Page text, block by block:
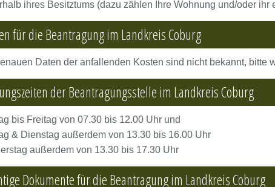
ihres Besitztums (dazu zählen Ihre Wohnung und/oder ihr
für die Beantragung im Landkreis Coburg
Daten der anfallenden Kosten sind nicht bekannt, bitte
der Beantragungsstelle im Landkreis Coburg
bis Freitag von 07.30 bis 12.00 Uhr und
& Dienstag außerdem von 13.30 bis 16.00 Uhr
außerdem von 13.30 bis 17.30 Uhr
Dokumente für die Beantragung im Landkreis Coburg